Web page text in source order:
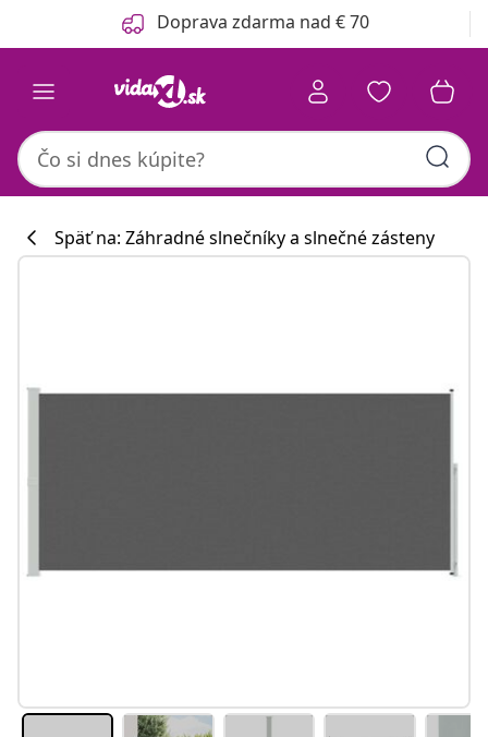
Predchádzajúce Doprava zdarma nad € 70
Späť na: Záhradné slnečníky a slnečné zásteny